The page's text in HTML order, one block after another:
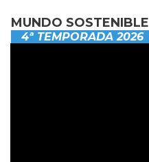
MUNDO SOSTENIBLE
4ª TEMPORADA 2026